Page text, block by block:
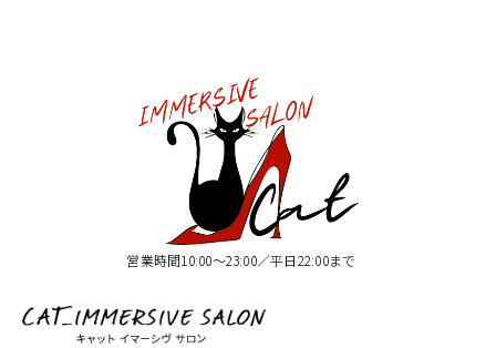
営業時間10:00〜23:00／平日22:00まで